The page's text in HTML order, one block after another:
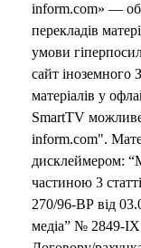
inform.com» —
перекладів
умови
сайт іноземного
матеріалів у
SmartTV
inform.com".
дисклеймером:
частиною 3
270/96-ВР від
медіа” № 2849-IX